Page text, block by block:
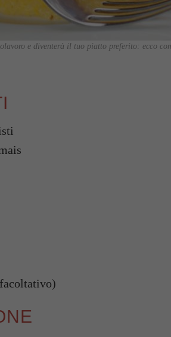
e diventerà il tuo piatto preferito: ecco